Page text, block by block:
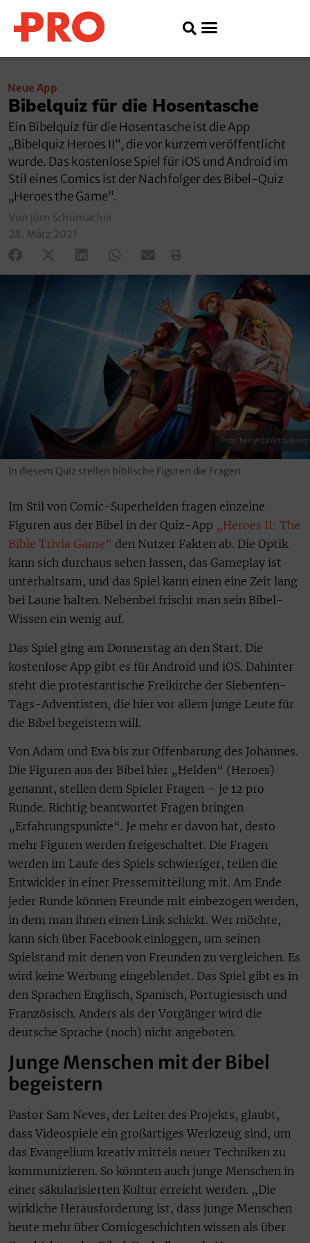
Neue App
Bibelquiz für die Hosentasche
Ein Bibelquiz für die Hosentasche ist die App
„Bibelquiz Heroes II“, die vor kurzem veröffentlicht
wurde. Das kostenlose Spiel für iOS und Android im
Stil eines Comics ist der Nachfolger des Bibel-Quiz
„Heroes the Game“.
Von Jörn Schumacher
28. März 2021
Foto: heroesbibletrivia.org
In diesem Quiz stellen biblische Figuren die Fragen
Im Stil von Comic-Superhelden fragen einzelne
Figuren aus der Bibel in der Quiz-App „Heroes II: The
Bible Trivia Game“ den Nutzer Fakten ab. Die Optik
kann sich durchaus sehen lassen, das Gameplay ist
unterhaltsam, und das Spiel kann einen eine Zeit lang
bei Laune halten. Nebenbei frischt man sein Bibel-
Wissen ein wenig auf.
Das Spiel ging am Donnerstag an den Start. Die
kostenlose App gibt es für Android und iOS. Dahinter
steht die protestantische Freikirche der Siebenten-
Tags-Adventisten, die hier vor allem junge Leute für
die Bibel begeistern will.
Von Adam und Eva bis zur Offenbarung des Johannes.
Die Figuren aus der Bibel hier „Helden“ (Heroes)
genannt, stellen dem Spieler Fragen – je 12 pro
Runde. Richtig beantwortet Fragen bringen
„Erfahrungspunkte“. Je mehr er davon hat, desto
mehr Figuren werden freigeschaltet. Die Fragen
werden im Laufe des Spiels schwieriger, teilen die
Entwickler in einer Pressemitteilung mit. Am Ende
jeder Runde können Freunde mit einbezogen werden,
in dem man ihnen einen Link schickt. Wer möchte,
kann sich über Facebook einloggen, um seinen
Spielstand mit denen von Freunden zu vergleichen. Es
wird keine Werbung eingeblendet. Das Spiel gibt es in
den Sprachen Englisch, Spanisch, Portugiesisch und
Französisch. Anders als der Vorgänger wird die
deutsche Sprache (noch) nicht angeboten.
Junge Menschen mit der Bibel
begeistern
Pastor Sam Neves, der Leiter des Projekts, glaubt,
dass Videospiele ein großartiges Werkzeug sind, um
das Evangelium kreativ mittels neuer Techniken zu
kommunizieren. So könnten auch junge Menschen in
einer säkularisierten Kultur erreicht werden. „Die
wirkliche Herausforderung ist, dass junge Menschen
heute mehr über Comicgeschichten wissen als über